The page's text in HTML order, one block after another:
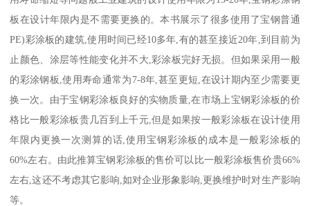
板在设计年限内是不需要更换的。本书展示了很多使用了宝钢普通
PE)彩涂板的建筑,使用时间已经10多年,有的甚至接近20年,到目前为
止颜色、涂层等性能变化并不大,彩涂板完好无损。但如果采用一般
的彩涂钢板,使用寿命通常为7-8年,甚至更短,在设计期内至少需要更
换一次。由于宝钢彩涂板良好的实物质量,在市场上宝钢彩涂板的价
格比一般彩涂板贵几百到上千元,但是如果按一般彩涂板在设计使用
年限内更换一次测算的话,使用宝钢彩涂板的成本是一般彩涂板的
60%左右。由此推算宝钢彩涂板的售价可以比一般彩涂板售价贵66%
左右,这还不考虑其它影响,如对企业形象影响,更换维护时对生产影响
等。